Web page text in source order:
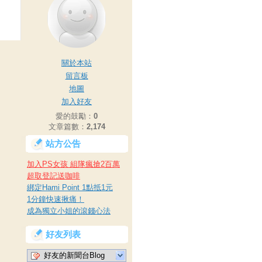
關於本站
留言板
地圖
加入好友
愛的鼓勵： 0
文章篇數： 2,174
站方公告
加入PS女孩 組隊瘋搶2百萬
超取登記送咖啡
綁定Hami Point 1點抵1元
1分鐘快速揪痛！
成為獨立小姐的滾錢心法
好友列表
好友的新聞台Blog